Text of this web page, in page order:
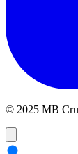
© 2025 MB